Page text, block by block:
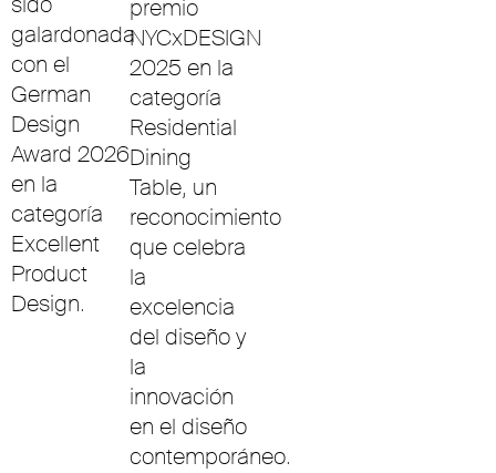
galardonada
con el
German
Design
Award 2026
en la
categoría
Excellent
Product
Design.
premio
NYCxDESIGN
2025 en la
categoría
Residential
Dining
Table, un
reconocimiento
que celebra
la
excelencia
del diseño y
la
innovación
en el diseño
contemporáneo.